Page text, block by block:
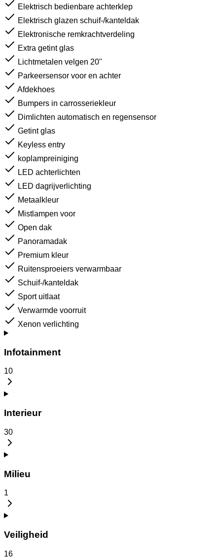
Elektrisch bedienbare achterklep
Elektrisch glazen schuif-/kanteldak
Elektronische remkrachtverdeling
Extra getint glas
Lichtmetalen velgen 20"
Parkeersensor voor en achter
Afdekhoes
Bumpers in carrosseriekleur
Dimlichten automatisch en regensensor
Getint glas
Keyless entry
koplampreiniging
LED achterlichten
LED dagrijverlichting
Metaalkleur
Mistlampen voor
Open dak
Panoramadak
Premium kleur
Ruitensproeiers verwarmbaar
Schuif-/kanteldak
Sport uitlaat
Verwarmde voorruit
Xenon verlichting
Infotainment
10
Interieur
30
Milieu
1
Veiligheid
16